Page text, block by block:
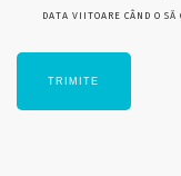
DATA VIITOARE CÂND O SĂ